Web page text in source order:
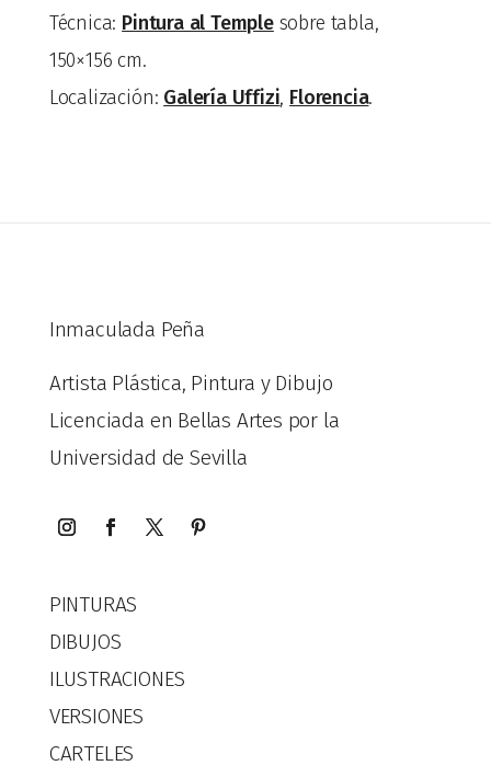
Técnica: Pintura al Templesobre tabla,
150×156 cm.
Localización: Galería Uffizi, Florencia.
Inmaculada Peña
Artista Plástica, Pintura y Dibujo
Licenciada en Bellas Artes por la
Universidad de Sevilla
PINTURAS
DIBUJOS
ILUSTRACIONES
VERSIONES
CARTELES